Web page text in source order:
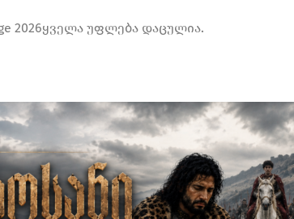
2026ყველა უფლება დაცულია.